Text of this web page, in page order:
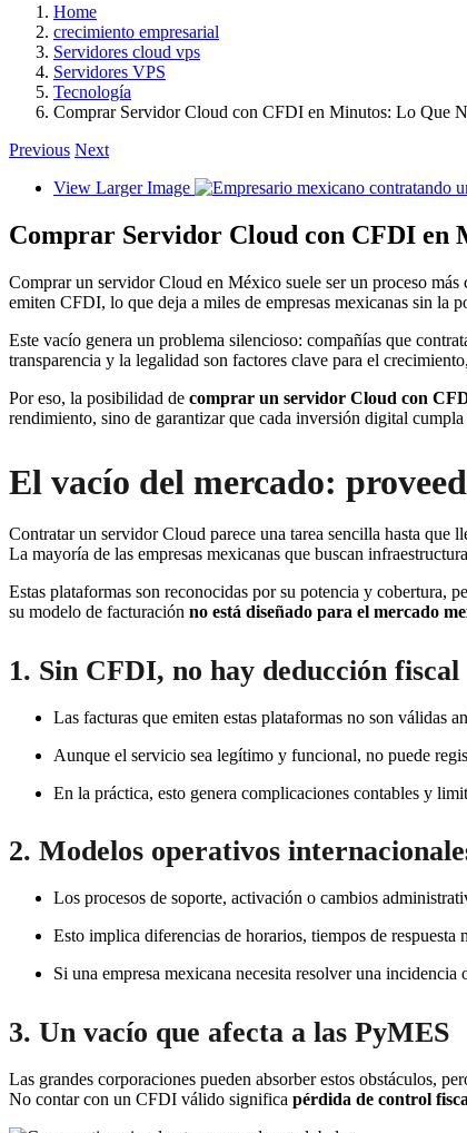
Home
crecimiento empresarial
Servidores cloud vps
Servidores VPS
Tecnología
Comprar Servidor Cloud con CFDI en Minutos: Lo Que
Previous Next
View Larger Image
Comprar Servidor Cloud con CFDI en
Comprar un servidor Cloud en México suele ser un proceso
emiten CFDI, lo que deja a miles de empresas mexicanas sin la
Este vacío genera un problema silencioso: compañías que
transparencia y la legalidad son factores clave para el
Por eso, la posibilidad de comprar un servidor Cloud con
rendimiento, sino de garantizar que cada inversión digital
El vacío del mercado:
Contratar un servidor Cloud parece una tarea sencilla hasta que
La mayoría de las empresas mexicanas que buscan
Estas plataformas son reconocidas por su potencia y cobertura,
su modelo de facturación no está diseñado para el mercado
1. Sin CFDI, no hay deducción fiscal
Las facturas que emiten estas plataformas no son válidas
Aunque el servicio sea legítimo y funcional, no puede
En la práctica, esto genera complicaciones contables y
2. Modelos operativos
Los procesos de soporte, activación o cambios
Esto implica diferencias de horarios, tiempos de
Si una empresa mexicana necesita resolver una
3. Un vacío que afecta a las PyMES
Las grandes corporaciones pueden absorber estos obstáculos,
No contar con un CFDI válido significa pérdida de control